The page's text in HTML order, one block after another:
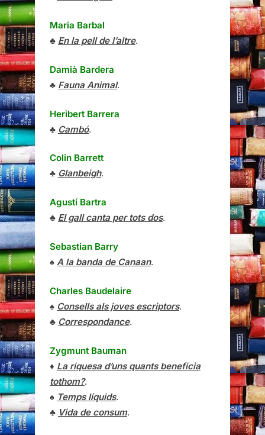
Maria Barbal
♣ En la pell de l’altre.
Damià Bardera
♣ Fauna Animal.
Heribert Barrera
♣ Cambó.
Colin Barrett
♣ Glanbeigh.
Agustí Bartra
♣ El gall canta per tots dos.
Sebastian Barry
♠ A la banda de Canaan.
Charles Baudelaire
♠ Consells als joves escriptors.
♣ Correspondance.
Zygmunt Bauman
♦ La riquesa d’uns quants beneficia
tothom?.
♠ Temps líquids.
♣ Vida de consum.